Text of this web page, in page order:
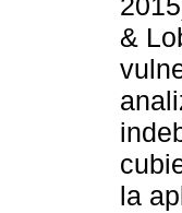
&
la